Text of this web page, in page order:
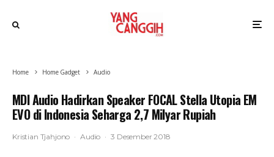
Home Home Gadget Audio
MDI Audio Hadirkan Speaker FOCAL Stella Utopia EM
EVO di Indonesia Seharga 2,7 Milyar Rupiah
Kristian Tjahjono · Audio · 3 Desember 2018